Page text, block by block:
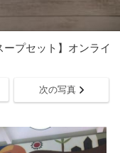
プセット】オンライ
次の写真